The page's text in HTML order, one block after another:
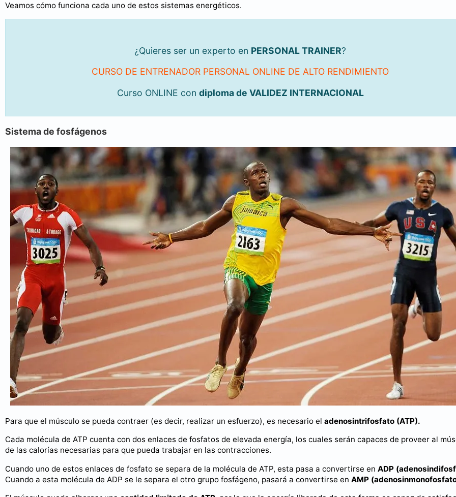
Veamos cómo funciona cada uno de estos sistemas energéticos.
¿Quieres ser un experto en PERSONAL TRAINER?
CURSO DE ENTRENADOR PERSONAL ONLINE DE ALTO RENDIMIENTO
Curso ONLINE con diploma de VALIDEZ INTERNACIONAL
Sistema de fosfágenos
Para que el músculo se pueda contraer (es decir, realizar un esfuerzo), es necesario el adenosintrifosfato (ATP).
Cada molécula de ATP cuenta con dos enlaces de fosfatos de elevada energía, los cuales serán capaces de proveer al
de las calorías necesarias para que pueda trabajar en las contracciones.
Cuando uno de estos enlaces de fosfato se separa de la molécula de ATP, esta pasa a convertirse en ADP
Cuando a esta molécula de ADP se le separa el otro grupo fosfágeno, pasará a convertirse en AMP